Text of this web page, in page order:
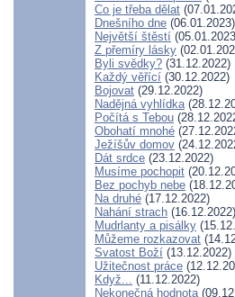
Co je třeba dělat
Dnešního dne (06.01.2023)
Největší štěstí
Z přemíry lásky
Byli svědky? (31.12.2022)
Každý věřící (30.12.2022)
Bojovat (29.12.2022)
Nadějná vyhlídka
Počítá s Tebou
Obohatí mnohé
Ježíšův domov
Dát srdce (23.12.2022)
Musíme pochopit
Bez pochyb nebe
Na druhé (17.12.2022)
Nahání strach (16.12.2022)
Mudrlanty a pisálky
Můžeme rozkazovat
Svatost Boží (13.12.2022)
Užitečnost práce
Když... (11.12.2022)
Nekonečná hodnota